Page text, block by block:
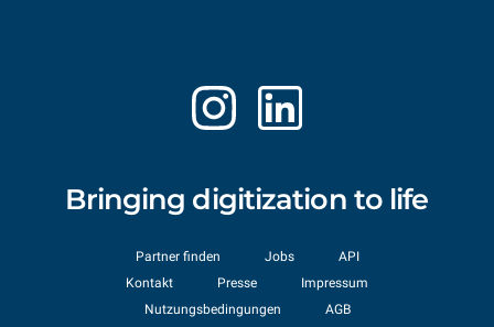
Bringing digitization to life
Partner finden Jobs
API
Kontakt
Presse
Impressum
Nutzungsbedingungen
AGB